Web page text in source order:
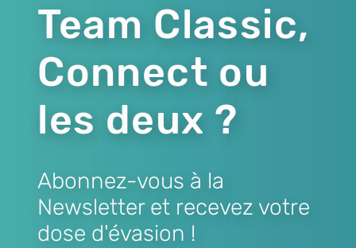
Team Classic,
Connect ou
les deux ?
Abonnez-vous à la
Newsletter et recevez votre
dose d'évasion !